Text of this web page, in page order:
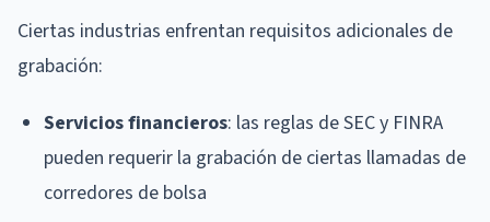
Ciertas industrias enfrentan requisitos adicionales de
grabación:
Servicios financieros: las reglas de SEC y FINRA
pueden requerir la grabación de ciertas llamadas de
corredores de bolsa